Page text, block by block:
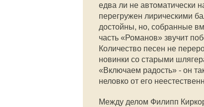
едва ли не автоматически
перегружен лирическими
достойны, но, собранные
часть «Романов» звучит
Количество песен не
новинки со старыми
«Включаем радость» - он
неловко от его
Между делом Филипп